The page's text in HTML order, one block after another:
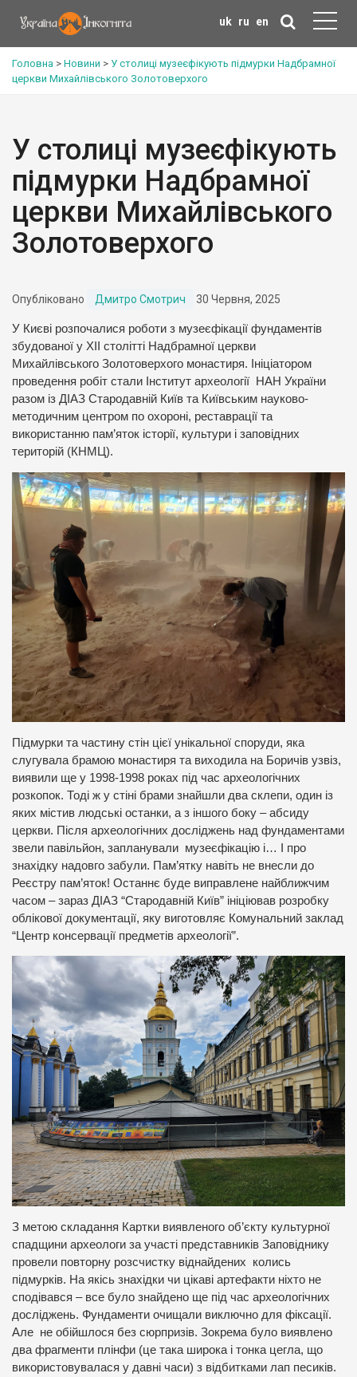
uk ru en
Головна > Новини > У столиці музеєфікують підмурки Надбрамної
церкви Михайлівського Золотоверхого
У столиці музеєфікують
підмурки Надбрамної
церкви Михайлівського
Золотоверхого
Опубліковано Дмитро Смотрич 30 Червня, 2025
У Києві розпочалися роботи з музеєфікації фундаментів
збудованої у XII столітті Надбрамної церкви
Михайлівського Золотоверхого монастиря. Ініціатором
проведення робіт стали Інститут археології НАН України
разом із ДІАЗ Стародавній Київ та Київським науково-
методичним центром по охороні, реставрації та
використанню пам’яток історії, культури і заповідних
територій (КНМЦ).
Підмурки та частину стін цієї унікальної споруди, яка
слугувала брамою монастиря та виходила на Боричів узвіз,
виявили ще у 1998-1998 роках під час археологічних
розкопок. Тоді ж у стіні брами знайшли два склепи, один із
яких містив людські останки, а з іншого боку – абсиду
церкви. Після археологічних досліджень над фундаментами
звели павільйон, запланували музеєфікацію і… І про
знахідку надовго забули. Пам’ятку навіть не внесли до
Реєстру пам’яток! Останнє буде виправлене найближчим
часом – зараз ДІАЗ “Стародавній Київ” ініціював розробку
облікової документації, яку виготовляє Комунальний заклад
“Центр консервації предметів археології”.
З метою складання Картки виявленого об’єкту культурної
спадщини археологи за участі представників Заповіднику
провели повторну розсчистку віднайдених колись
підмурків. На якісь знахідки чи цікаві артефакти ніхто не
сподівався – все було знайдено ще під час археологічних
досліджень. Фундаменти очищали виключно для фіксації.
Але не обійшлося без сюрпризів. Зокрема було виявлено
два фрагменти плінфи (це така широка і тонка цегла, що
використовувалася у давні часи) з відбитками лап песиків.